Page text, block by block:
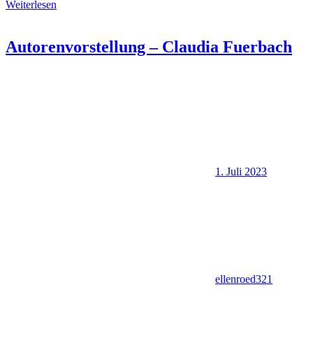
Weiterlesen
Autorenvorstellung – Claudia Fuerbach
1. Juli 2023
ellenroed321